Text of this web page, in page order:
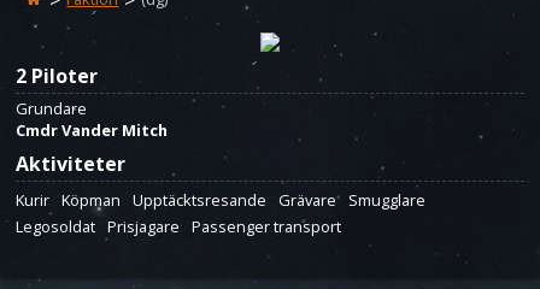
2 Piloter
Grundare
Cmdr Vander Mitch
Aktiviteter
Kurir Köpman Upptäcktsresande Grävare
Smugglare
Legosoldat Prisjagare Passenger transport